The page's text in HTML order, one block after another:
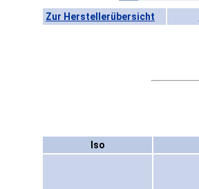
Zur Herstellerübersicht
Iso